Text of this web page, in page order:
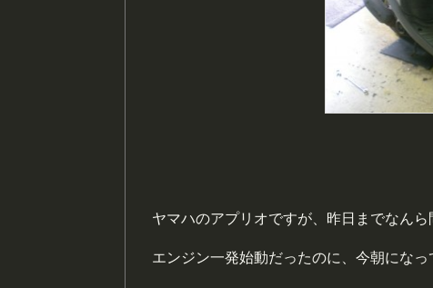
ヤマハのアプリオですが、昨日までなんら
エンジン一発始動だったのに、今朝にな